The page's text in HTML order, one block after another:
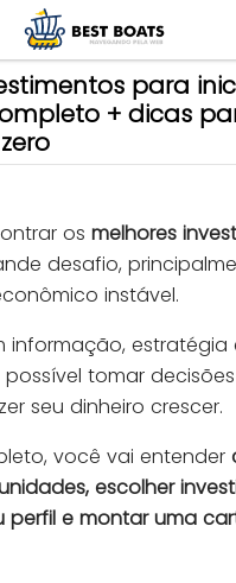
para
+ dicas
os melhores
desafio,
instável.
informação, estratégia
tomar
seu dinheiro crescer.
você vai entender
escolher
perfil e montar uma